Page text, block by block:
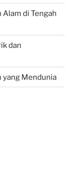
Alam di Tengah
dan
yang Mendunia